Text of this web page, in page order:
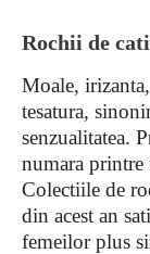
Rochii de
Moale,
tesatura,
senzualitatea.
numara printre
Colectiile de
din acest an
femeilor plus